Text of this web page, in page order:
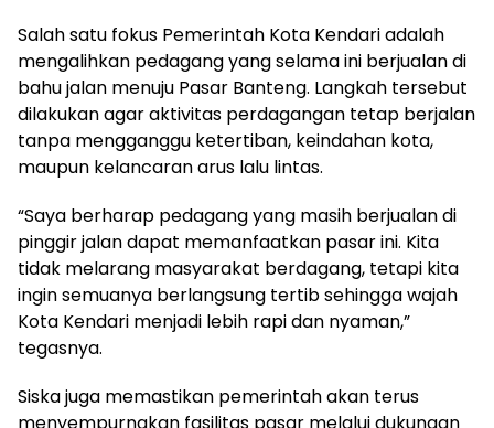
Salah satu fokus Pemerintah Kota Kendari adalah
mengalihkan pedagang yang selama ini berjualan di
bahu jalan menuju Pasar Banteng. Langkah tersebut
dilakukan agar aktivitas perdagangan tetap berjalan
tanpa mengganggu ketertiban, keindahan kota,
maupun kelancaran arus lalu lintas.
“Saya berharap pedagang yang masih berjualan di
pinggir jalan dapat memanfaatkan pasar ini. Kita
tidak melarang masyarakat berdagang, tetapi kita
ingin semuanya berlangsung tertib sehingga wajah
Kota Kendari menjadi lebih rapi dan nyaman,”
tegasnya.
Siska juga memastikan pemerintah akan terus
menyempurnakan fasilitas pasar melalui dukungan